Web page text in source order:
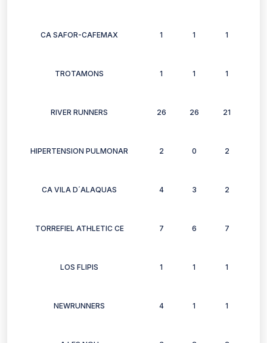
CA SAFOR-CAFEMAX 1 1 1
TROTAMONS 1 1 1
RIVER RUNNERS 26 26 21
HIPERTENSION PULMONAR 2 0 2
CA VILA D´ALAQUAS 4 3 2
TORREFIEL ATHLETIC CE 7 6 7
LOS FLIPIS 1 1 1
NEWRUNNERS 4 1 1